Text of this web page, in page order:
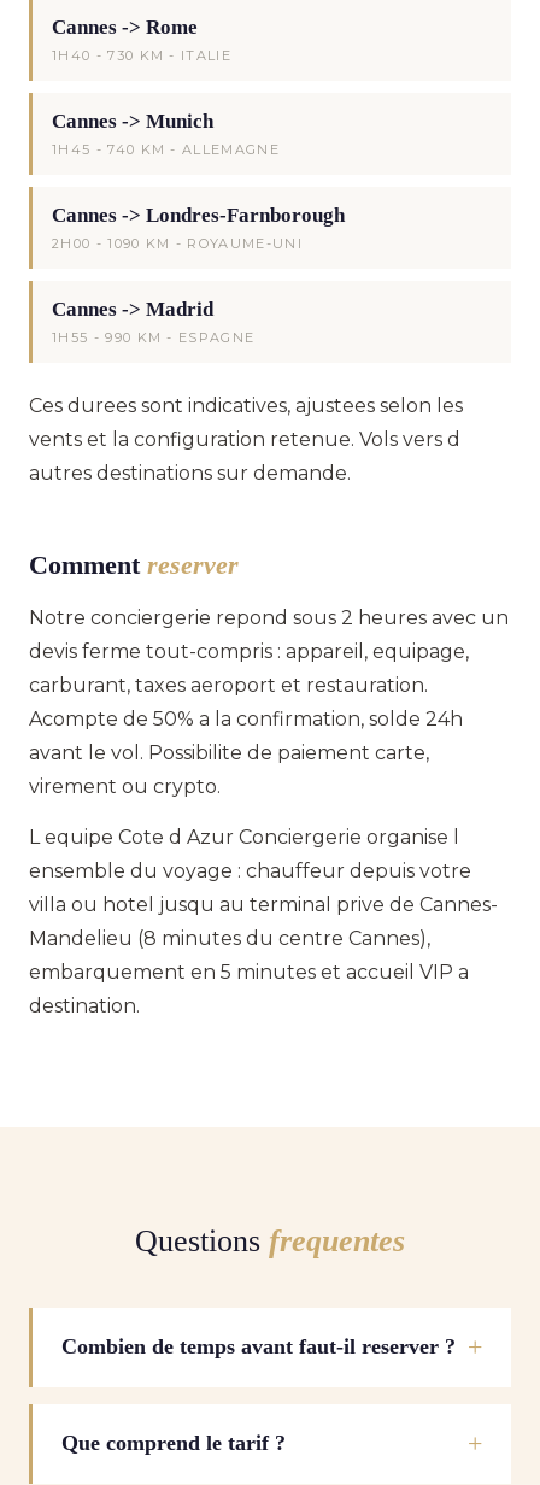
Cannes -> Rome
1H40 - 730 KM - ITALIE
Cannes -> Munich
1H45 - 740 KM - ALLEMAGNE
Cannes -> Londres-Farnborough
2H00 - 1090 KM - ROYAUME-UNI
Cannes -> Madrid
1H55 - 990 KM - ESPAGNE
Ces durees sont indicatives, ajustees selon les
vents et la configuration retenue. Vols vers d
autres destinations sur demande.
Comment reserver
Notre conciergerie repond sous 2 heures avec un
devis ferme tout-compris : appareil, equipage,
carburant, taxes aeroport et restauration.
Acompte de 50% a la confirmation, solde 24h
avant le vol. Possibilite de paiement carte,
virement ou crypto.
L equipe Cote d Azur Conciergerie organise l
ensemble du voyage : chauffeur depuis votre
villa ou hotel jusqu au terminal prive de Cannes-
Mandelieu (8 minutes du centre Cannes),
embarquement en 5 minutes et accueil VIP a
destination.
Questions frequentes
Combien de temps avant faut-il reserver ?
Que comprend le tarif ?